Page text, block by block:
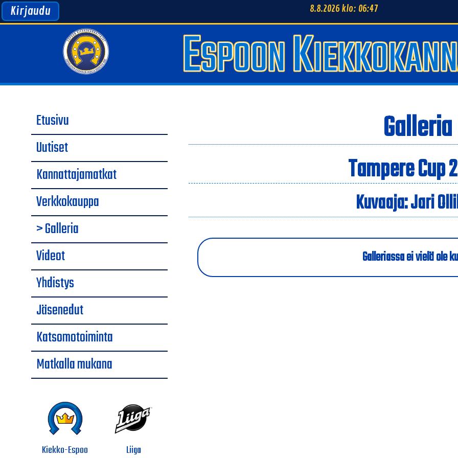
8.8.2026 klo: 06:47
Kirjaudu
Etusivu
Uutiset
Kannattajamatkat
Verkkokauppa
> Galleria
Videot
Yhdistys
Jäsenedut
Katsomotoiminta
Matkalla mukana
Kiekko-Espoo Liiga
Galleria
Tampere Cup
Kuvaaja: Jari
Galleriassa ei vielä ole